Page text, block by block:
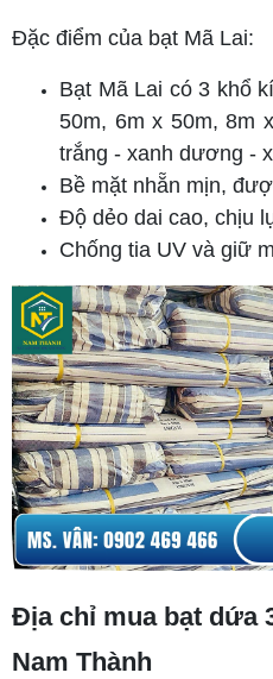
Đặc điểm của bạt Mã Lai:
Bạt Mã Lai có 3 khổ
50m, 6m x 50m, 8m
trắng - xanh dương -
Bề mặt nhẵn mịn,
Độ dẻo dai cao, chịu
Chống tia UV và giữ
Địa chỉ mua bạt dứa
Nam Thành